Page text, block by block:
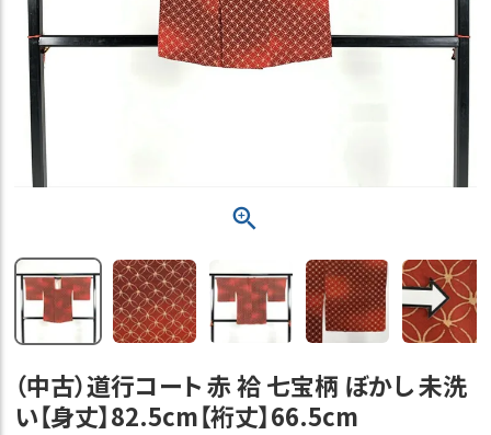
（中古）道行コート 赤 袷 七宝柄 ぼかし 未洗
い【身丈】82.5cm【裄丈】66.5cm